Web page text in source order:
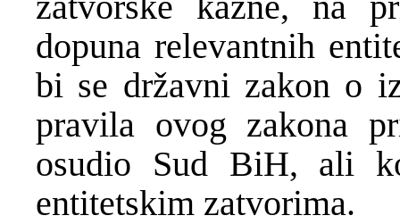
dopuna relevantnih
bi se državni zakon o
pravila ovog zakona
osudio Sud BiH, ali
entitetskim zatvorima.